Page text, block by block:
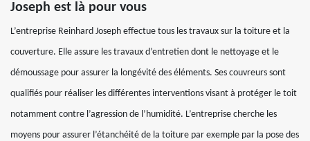
Joseph est là pour vous
L’entreprise Reinhard Joseph effectue tous les travaux sur la toiture et la
couverture. Elle assure les travaux d’entretien dont le nettoyage et le
démoussage pour assurer la longévité des éléments. Ses couvreurs sont
qualifiés pour réaliser les différentes interventions visant à protéger le toit
notamment contre l’agression de l’humidité. L’entreprise cherche les
moyens pour assurer l’étanchéité de la toiture par exemple par la pose des